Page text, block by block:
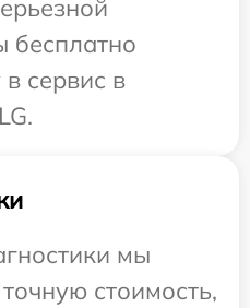
бесплатно
сервис в
мы
стоимость,